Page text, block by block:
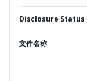
Disclosure Status
文件名称